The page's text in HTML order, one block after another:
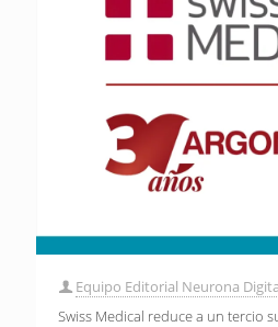
Equipo Editorial Neurona
Swiss Medical reduce a un tercio